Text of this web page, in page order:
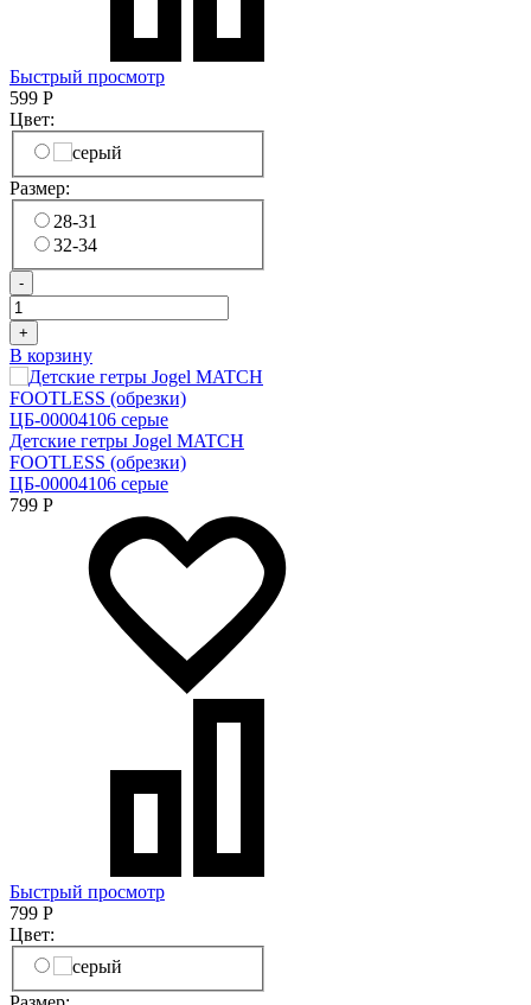
Быстрый просмотр
599 Р
Цвет:
Размер:
28-31
32-34
-
+
В корзину
Детские гетры Jogel MATCH
FOOTLESS (обрезки)
ЦБ-00004106 серые
799 Р
Быстрый просмотр
799 Р
Цвет: